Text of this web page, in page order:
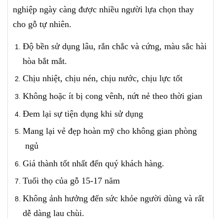
nghiệp ngày càng được nhiều người lựa chọn thay
cho gỗ tự nhiên.
Độ bền sử dụng lâu, rắn chắc và cứng, màu sắc hài
hòa bắt mắt.
Chịu nhiệt, chịu nén, chịu nước, chịu lực tốt
Không hoặc ít bị cong vênh, nứt nẻ theo thời gian
Đem lại sự tiện dụng khi sử dụng
Mang lại vẻ đẹp hoàn mỹ cho không gian phòng
ngủ
Giá thành tốt nhất đến quý khách hàng.
Tuổi thọ của gỗ 15-17 năm
Không ảnh hưởng đến sức khỏe người dùng và rất
dễ dàng lau chùi.